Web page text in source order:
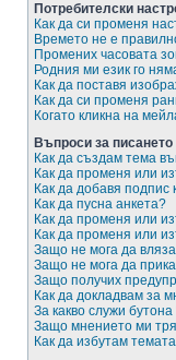
Потребителски
Как да си променя
Времето не е
Промених часовата
Родния ми език го
Как да поставя
Как да си променя
Когато кликна на
Въпроси за
Как да създам тема
Как да променя или
Как да добавя
Как да пусна анкета?
Как да променя или
Как да променя или
Защо не мога да
Защо не мога да
Защо получих
Как да докладвам за
За какво служи
Защо мнението ми
Как да избутам